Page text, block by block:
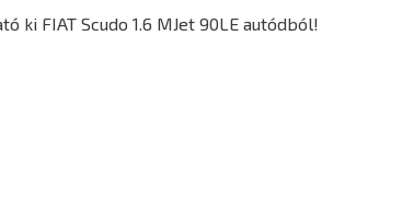
ki FIAT Scudo 1.6 MJet 90LE autódból!